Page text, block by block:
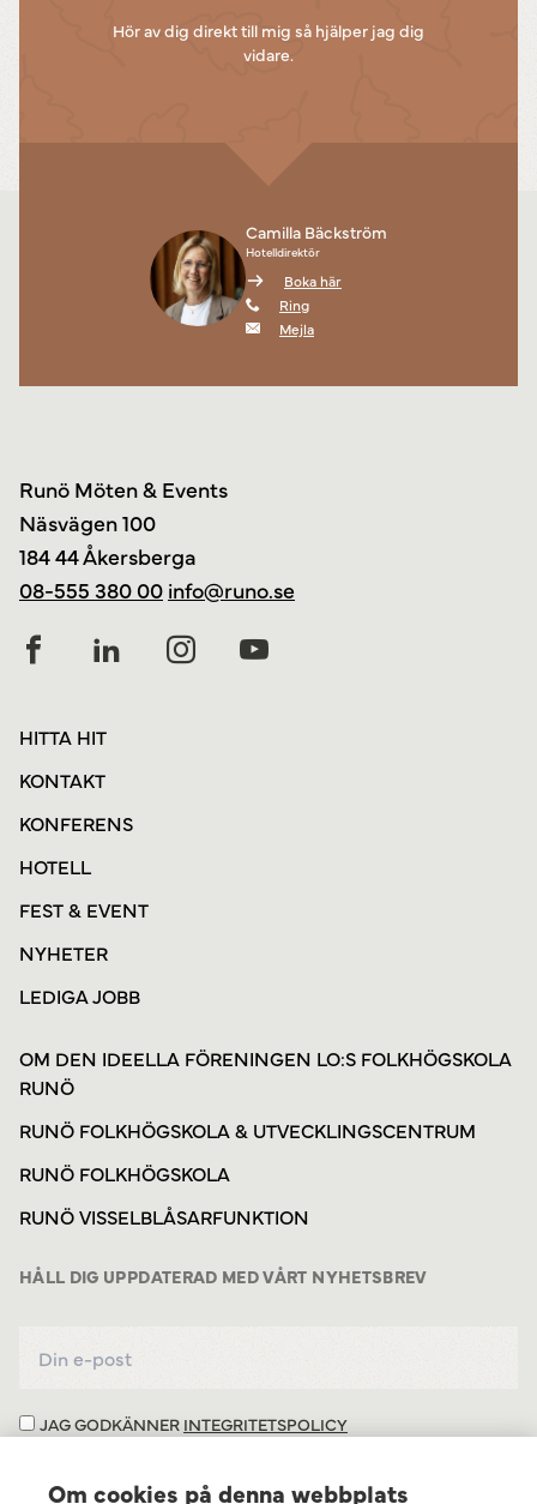
Hör av dig direkt till mig så hjälper jag dig
vidare.
Camilla Bäckström
Hotelldirektör
Boka här
Ring
Mejla
Runö Möten & Events
Näsvägen 100
184 44 Åkersberga
08-555 380 00 info@runo.se
HITTA HIT
KONTAKT
KONFERENS
HOTELL
FEST & EVENT
NYHETER
LEDIGA JOBB
OM DEN IDEELLA FÖRENINGEN LO:S FOLKHÖGSKOLA
RUNÖ
RUNÖ FOLKHÖGSKOLA & UTVECKLINGSCENTRUM
RUNÖ FOLKHÖGSKOLA
RUNÖ VISSELBLÅSARFUNKTION
HÅLL DIG UPPDATERAD MED VÅRT NYHETSBREV
JAG GODKÄNNER INTEGRITETSPOLICY
Om cookies på denna webbplats